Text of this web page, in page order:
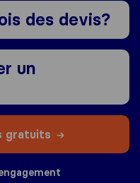
des devis?
un
gratuits